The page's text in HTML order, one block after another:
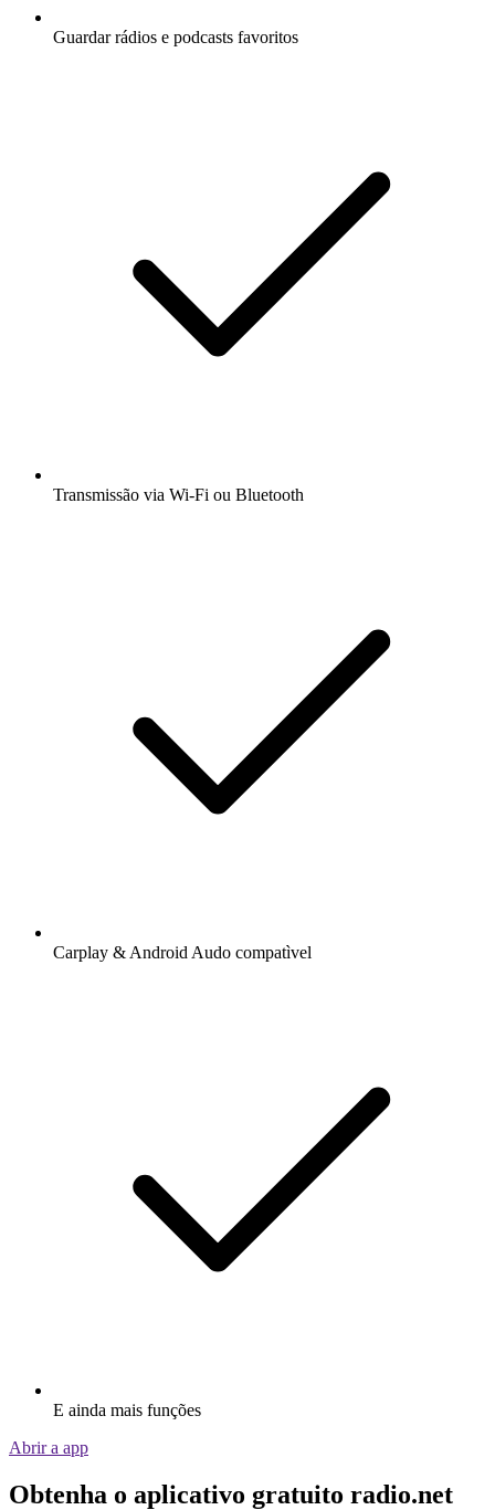
Guardar rádios e podcasts favoritos
Transmissão via Wi-Fi ou Bluetooth
Carplay & Android Audo compatìvel
E ainda mais funções
Abrir a app
Obtenha o aplicativo gratuito radio.net